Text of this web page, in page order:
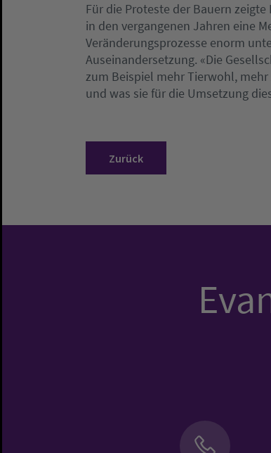
Für die Proteste der Bauern
in den vergangenen Jahren eine
Veränderungsprozesse enorm
Auseinandersetzung. «Die
zum Beispiel mehr Tierwohl,
und was sie für die Umsetzung
Zurück